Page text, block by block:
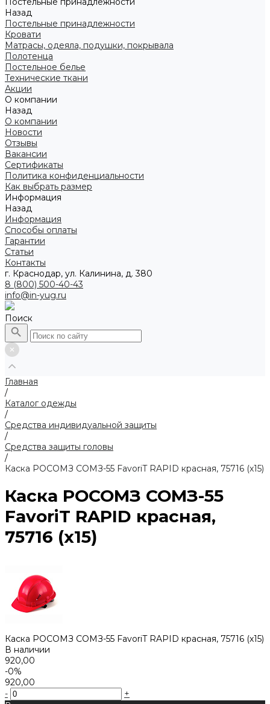
Назад
Постельные принадлежности
Кровати
Матрасы, одеяла, подушки, покрывала
Полотенца
Постельное белье
Технические ткани
Акции
О компании
Назад
О компании
Новости
Отзывы
Вакансии
Сертификаты
Политика конфиденциальности
Как выбрать размер
Информация
Назад
Информация
Способы оплаты
Гарантии
Статьи
Контакты
г. Краснодар, ул. Калинина, д. 380
8 (800) 500-40-43
info@in-yug.ru
Поиск
Главная
/
Каталог одежды
/
Средства индивидуальной защиты
/
Средства защиты головы
/
Каска РОСОМЗ СОМЗ-55 FavoriT RAPID красная, 75716 (х15)
Каска РОСОМЗ СОМЗ-55
FavoriT RAPID красная,
75716 (х15)
Каска РОСОМЗ СОМЗ-55 FavoriT RAPID красная, 75716 (х15)
В наличии
920,00
-0%
920,00
-
+